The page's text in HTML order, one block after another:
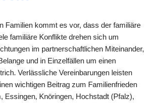
Familien kommt es vor, dass der familiäre
familiäre Konflikte drehen sich um
im partnerschaftlichen Miteinander,
und in Einzelfällen um einen
Verlässliche Vereinbarungen leisten
wichtigen Beitrag zum Familienfrieden
Essingen, Knöringen, Hochstadt (Pfalz),